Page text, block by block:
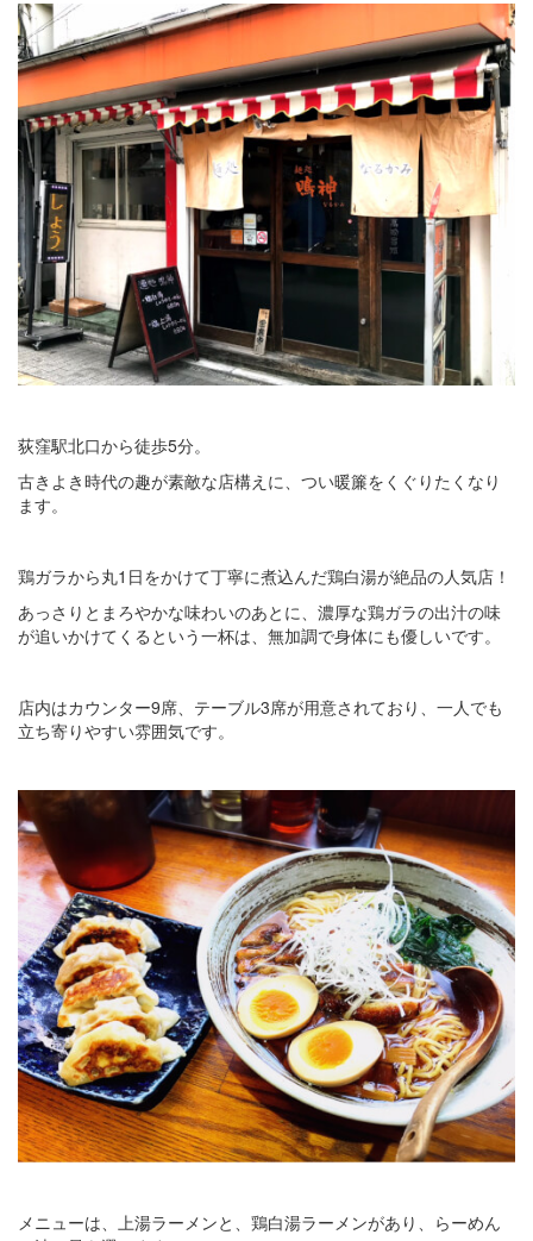
荻窪駅北口から徒歩5分。
古きよき時代の趣が素敵な店構えに、つい暖簾をくぐりたくなり
ます。
鶏ガラから丸1日をかけて丁寧に煮込んだ鶏白湯が絶品の人気店！
あっさりとまろやかな味わいのあとに、濃厚な鶏ガラの出汁の味
が追いかけてくるという一杯は、無加調で身体にも優しいです。
店内はカウンター9席、テーブル3席が用意されており、一人でも
立ち寄りやすい雰囲気です。
メニューは、上湯ラーメンと、鶏白湯ラーメンがあり、らーめん